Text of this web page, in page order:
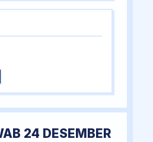
24 DESEMBER